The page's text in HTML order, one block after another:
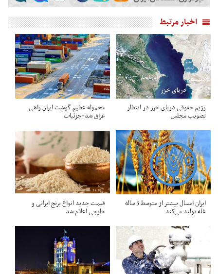
اخبار مرتبط
رژیم حقوقی دریای خزر در انتظار
تصویب مجلس
محموله عظیم گوشت ایران راهی
عراق شد+جزئیات
ایران امسال بیشتر از متوسط 5 ساله
غله تولید می‌کند
قیمت جدید انواع برنج ایرانی و
خارجی اعلام شد